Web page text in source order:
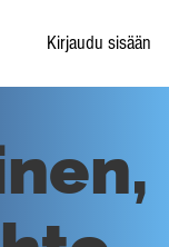
Kirjaudu sisään